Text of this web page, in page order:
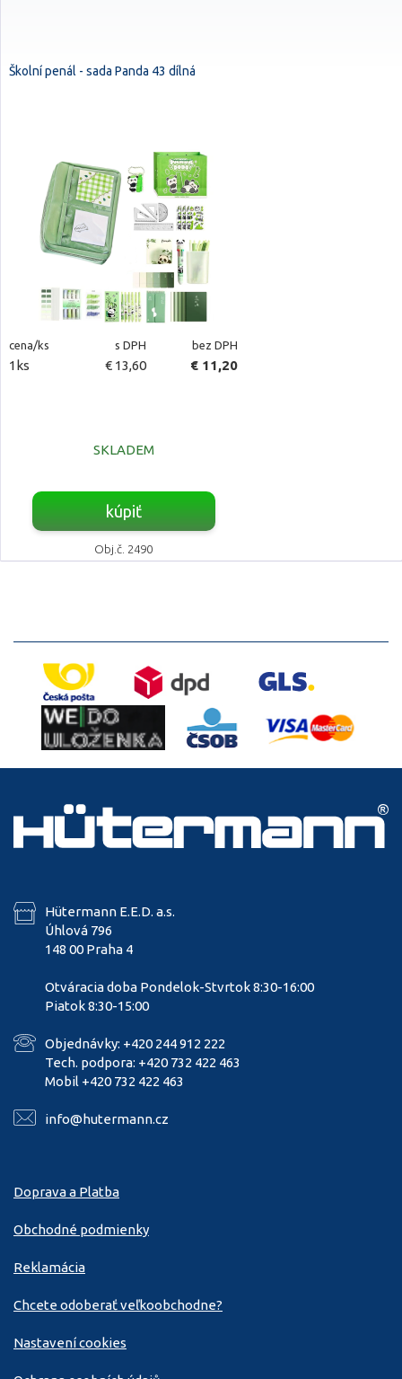
Školní penál - sada Panda 43 dílná
cena/ks s DPH bez DPH
1ks € 13,60 € 11,20
SKLADEM
kúpiť
Obj.č. 2490
Hütermann E.E.D. a.s.
Úhlová 796
148 00 Praha 4
Otváracia doba Pondelok-Stvrtok 8:30-16:00
Piatok 8:30-15:00
Objednávky: +420 244 912 222
Tech. podpora: +420 732 422 463
Mobil +420 732 422 463
info@hutermann.cz
Doprava a Platba
Obchodné podmienky
Reklamácia
Chcete odoberať veľkoobchodne?
Nastavení cookies